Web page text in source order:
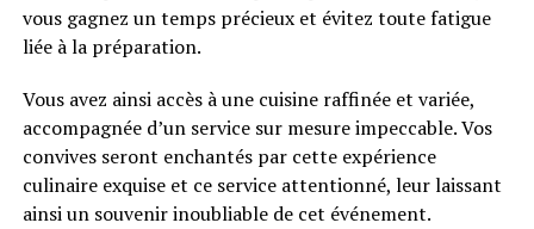
vous gagnez un temps précieux et évitez toute fatigue
liée à la préparation.
Vous avez ainsi accès à une cuisine raffinée et variée,
accompagnée d’un service sur mesure impeccable. Vos
convives seront enchantés par cette expérience
culinaire exquise et ce service attentionné, leur laissant
ainsi un souvenir inoubliable de cet événement.